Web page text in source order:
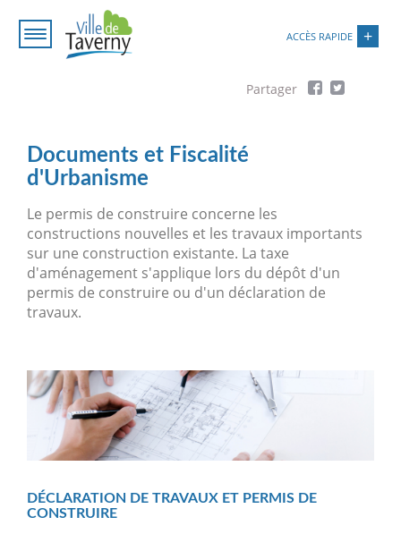
contenu
ACCÈS RAPIDE
Documents et Fiscalité
d'Urbanisme
Le permis de construire concerne les
constructions nouvelles et les travaux importants
sur une construction existante. La taxe
d'aménagement s'applique lors du dépôt d'un
permis de construire ou d'un déclaration de
travaux.
DÉCLARATION DE TRAVAUX ET PERMIS DE
CONSTRUIRE
Paramétrer les cookies